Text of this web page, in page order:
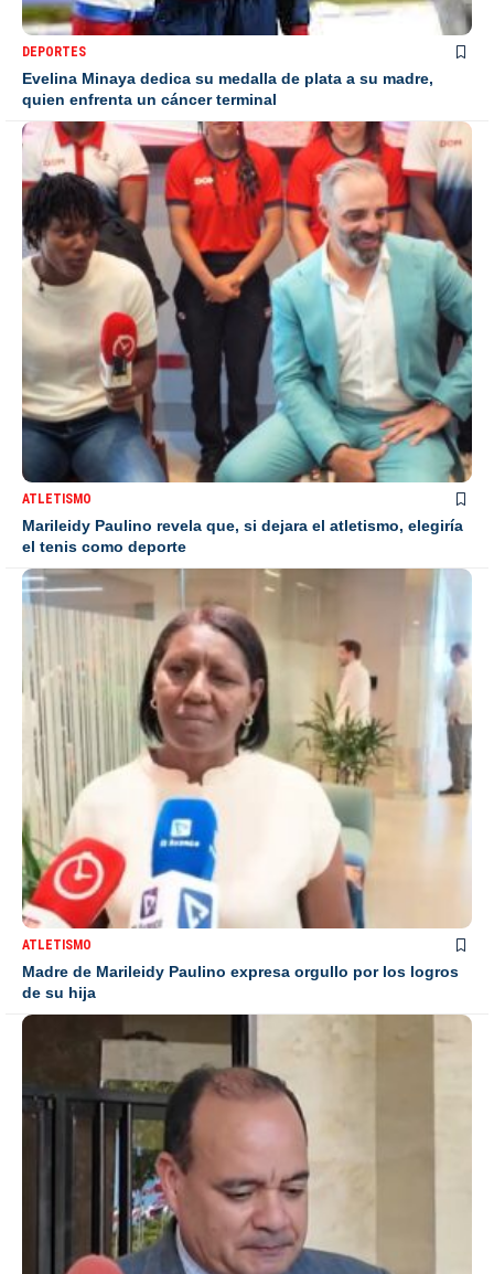
DEPORTES
Evelina Minaya dedica su medalla de plata a su madre,
quien enfrenta un cáncer terminal
ATLETISMO
Marileidy Paulino revela que, si dejara el atletismo, elegiría
el tenis como deporte
ATLETISMO
Madre de Marileidy Paulino expresa orgullo por los logros
de su hija